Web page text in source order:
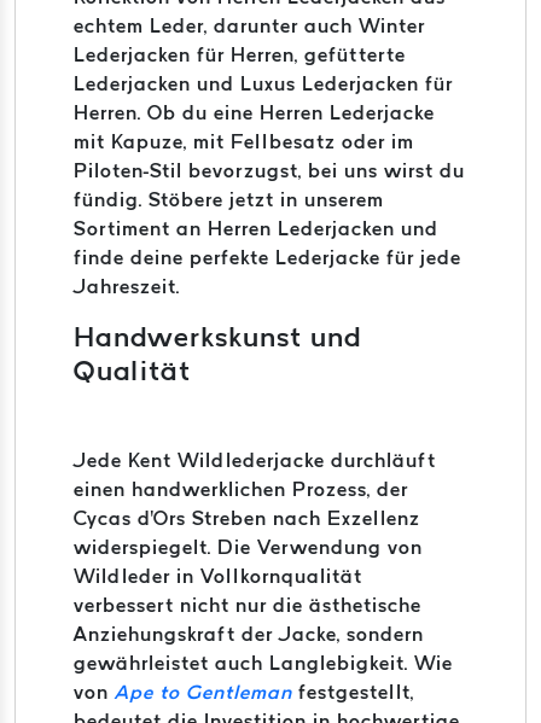
echtem Leder, darunter auch Winter
Lederjacken für Herren, gefütterte
Lederjacken und Luxus Lederjacken für
Herren. Ob du eine Herren Lederjacke
mit Kapuze, mit Fellbesatz oder im
Piloten-Stil bevorzugst, bei uns wirst du
fündig. Stöbere jetzt in unserem
Sortiment an Herren Lederjacken und
finde deine perfekte Lederjacke für jede
Jahreszeit.
Handwerkskunst und
Qualität
Jede Kent Wildlederjacke durchläuft
einen handwerklichen Prozess, der
Cycas d'Ors Streben nach Exzellenz
widerspiegelt. Die Verwendung von
Wildleder in Vollkornqualität
verbessert nicht nur die ästhetische
Anziehungskraft der Jacke, sondern
gewährleistet auch Langlebigkeit. Wie
von Ape to Gentleman festgestellt,